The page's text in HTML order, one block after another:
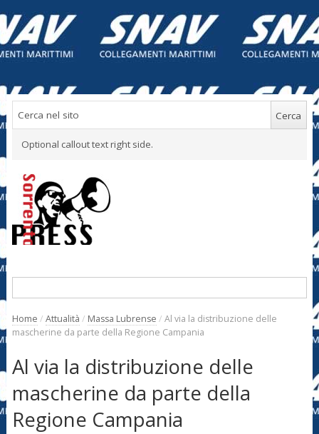
Optional callout text right side.
Home / Attualità / Massa Lubrense / Al via la distribuzione delle
mascherine da parte della Regione Campania
Al via la distribuzione delle
mascherine da parte della
Regione Campania